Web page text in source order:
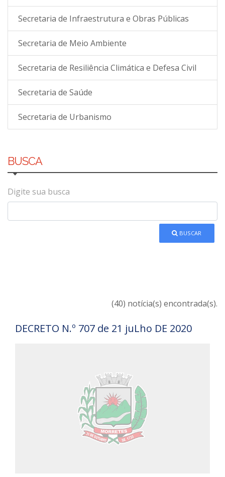
Secretaria de Infraestrutura e Obras Públicas
Secretaria de Meio Ambiente
Secretaria de Resiliência Climática e Defesa Civil
Secretaria de Saúde
Secretaria de Urbanismo
BUSCA
Digite sua busca
BUSCAR
(40) notícia(s) encontrada(s).
DECRETO N.º 707 de 21 juLho DE 2020